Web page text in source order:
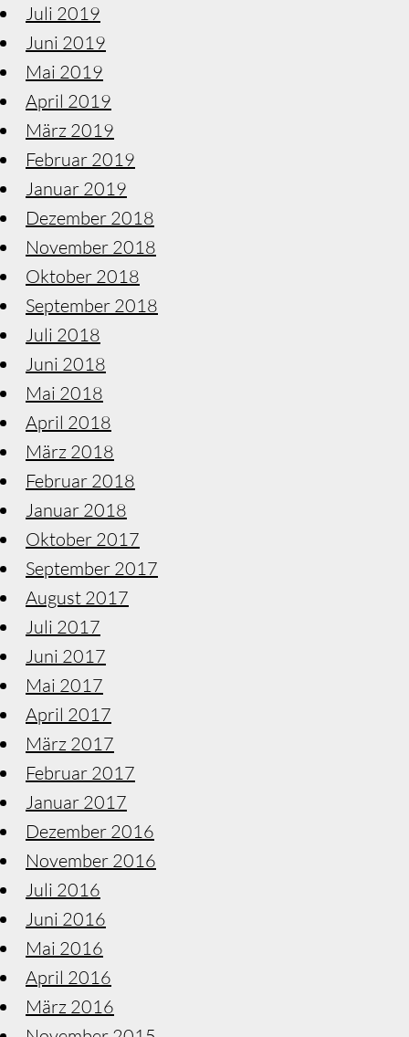
Juli 2019
Juni 2019
Mai 2019
April 2019
März 2019
Februar 2019
Januar 2019
Dezember 2018
November 2018
Oktober 2018
September 2018
Juli 2018
Juni 2018
Mai 2018
April 2018
März 2018
Februar 2018
Januar 2018
Oktober 2017
September 2017
August 2017
Juli 2017
Juni 2017
Mai 2017
April 2017
März 2017
Februar 2017
Januar 2017
Dezember 2016
November 2016
Juli 2016
Juni 2016
Mai 2016
April 2016
März 2016